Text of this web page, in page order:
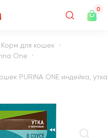
0
Корм для кошек
One
PURINA ONE индейка,